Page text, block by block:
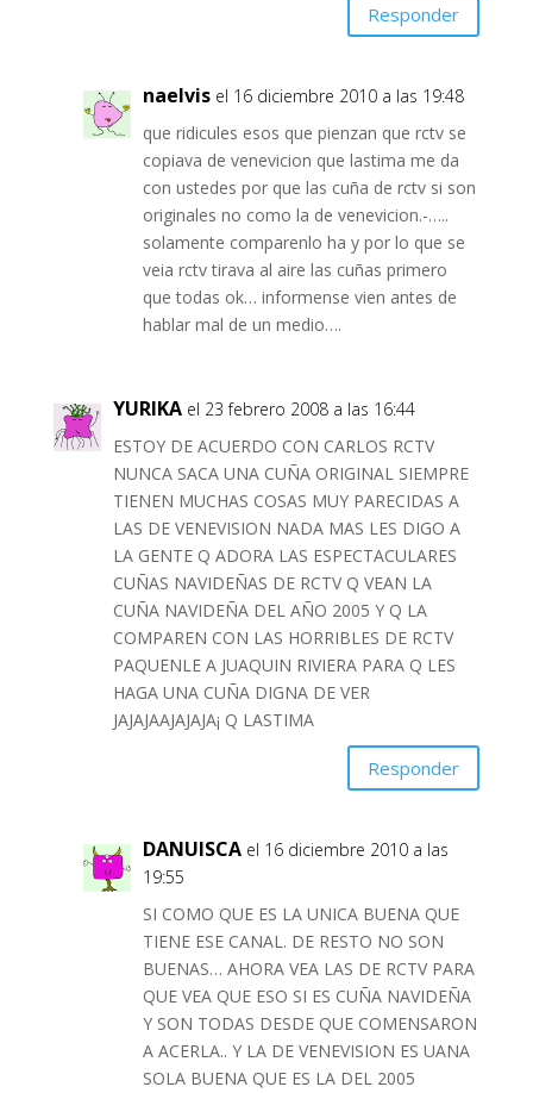
Responder
naelvis el 16 diciembre 2010 a las 19:48
que ridicules esos que pienzan que rctv se
copiava de venevicion que lastima me da
con ustedes por que las cuña de rctv si son
originales no como la de venevicion.-…..
solamente comparenlo ha y por lo que se
veia rctv tirava al aire las cuñas primero
que todas ok… informense vien antes de
hablar mal de un medio….
YURIKA el 23 febrero 2008 a las 16:44
ESTOY DE ACUERDO CON CARLOS RCTV
NUNCA SACA UNA CUÑA ORIGINAL SIEMPRE
TIENEN MUCHAS COSAS MUY PARECIDAS A
LAS DE VENEVISION NADA MAS LES DIGO A
LA GENTE Q ADORA LAS ESPECTACULARES
CUÑAS NAVIDEÑAS DE RCTV Q VEAN LA
CUÑA NAVIDEÑA DEL AÑO 2005 Y Q LA
COMPAREN CON LAS HORRIBLES DE RCTV
PAQUENLE A JUAQUIN RIVIERA PARA Q LES
HAGA UNA CUÑA DIGNA DE VER
JAJAJAAJAJAJA¡ Q LASTIMA
Responder
DANUISCA el 16 diciembre 2010 a las
19:55
SI COMO QUE ES LA UNICA BUENA QUE
TIENE ESE CANAL. DE RESTO NO SON
BUENAS… AHORA VEA LAS DE RCTV PARA
QUE VEA QUE ESO SI ES CUÑA NAVIDEÑA
Y SON TODAS DESDE QUE COMENSARON
A ACERLA.. Y LA DE VENEVISION ES UANA
SOLA BUENA QUE ES LA DEL 2005